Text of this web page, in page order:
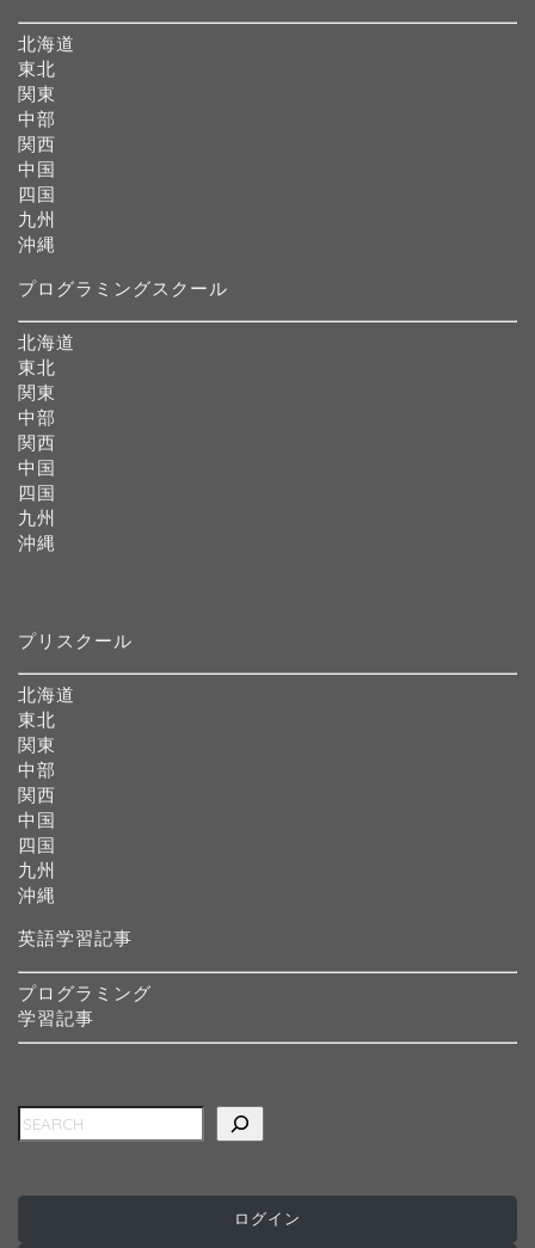
北海道
東北
関東
中部
関西
中国
四国
九州
沖縄
プログラミングスクール
北海道
東北
関東
中部
関西
中国
四国
九州
沖縄
プリスクール
北海道
東北
関東
中部
関西
中国
四国
九州
沖縄
英語学習記事
プログラミング
学習記事
検索
ログイン